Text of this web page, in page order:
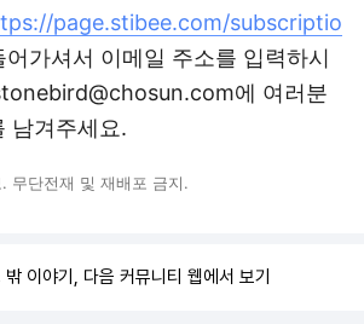
page.stibee.com/subscriptio
어가셔서 이메일 주소를 입력하시
에 여러분
남겨주세요.
단전재 및 재배포 금지.
밖 이야기, 다음 커뮤니티 웹에서 보기